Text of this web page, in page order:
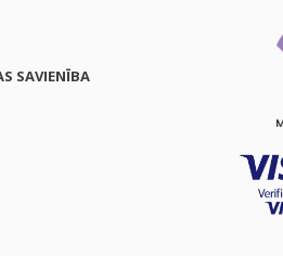
SAVIENĪBA